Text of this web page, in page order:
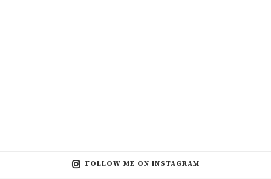
FOLLOW ME ON INSTAGRAM